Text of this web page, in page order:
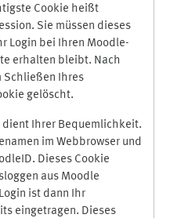
Cookie heißt
Sie müssen dieses
Login bei Ihren Moodle-
erhalten bleibt. Nach
Schließen Ihres
gelöscht.
dient Ihrer Bequemlichkeit.
im Webbrowser und
Dieses Cookie
aus Moodle
ist dann Ihr
eingetragen. Dieses